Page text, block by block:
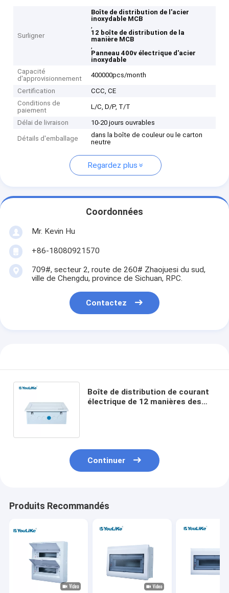
Surligner
Boîte de distribution de l'acier
inoxydable MCB
,
12 boîte de distribution de la
manière MCB
,
Panneau 400v électrique d'acier
inoxydable
Capacité
d'approvisionnement
400000pcs/month
Certification
CCC, CE
Conditions de
paiement
L/C, D/P, T/T
Délai de livraison 10-20 jours ouvrables
Détails d'emballage
dans la boîte de couleur ou le carton
neutre
Regardez plus
Coordonnées
Mr. Kevin Hu
+86-18080921570
709#, secteur 2, route de 260# Zhaojuesi du sud,
ville de Chengdu, province de Sichuan, RPC.
Contactez
Boîte de distribution de courant
électrique de 12 manières des
Continuer
Produits Recommandés